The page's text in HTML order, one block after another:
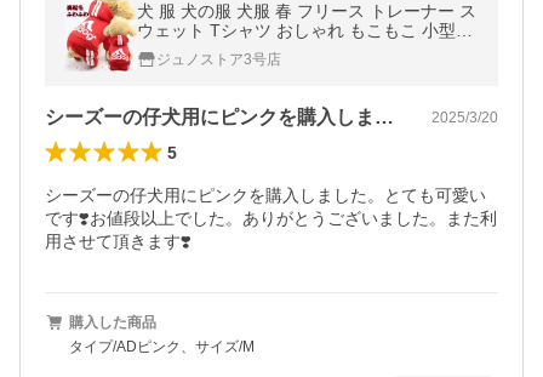
犬 服 犬の服 犬服 春 フリース トレーナー ス
ウェット Tシャツ おしゃれ もこもこ 小型犬
用 中型犬用 トイプードル パジャマXS S M L
XL ジュノストア3号店
シーズーの仔犬用にピンクを購入しました… 2025/3/20
5
シーズーの仔犬用にピンクを購入しました。とても可愛い
です❣️お値段以上でした。ありがとうございました。また利
用させて頂きます❣️
購入した商品
タイプ/ADピンク、サイズ/M